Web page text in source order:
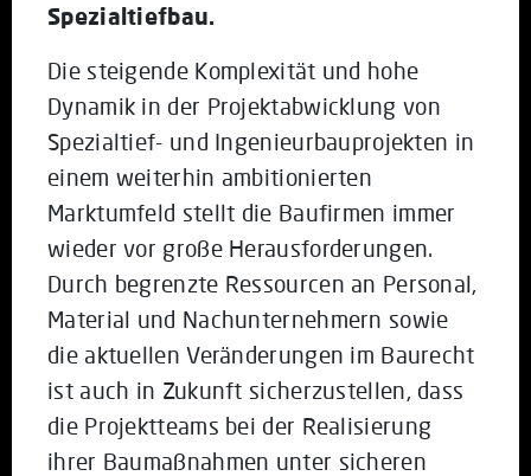
Spezialtiefbau.
Die steigende Komplexität und hohe
Dynamik in der Projektabwicklung von
Spezialtief- und Ingenieurbauprojekten in
einem weiterhin ambitionierten
Marktumfeld stellt die Baufirmen immer
wieder vor große Herausforderungen.
Durch begrenzte Ressourcen an Personal,
Material und Nachunternehmern sowie
die aktuellen Veränderungen im Baurecht
ist auch in Zukunft sicherzustellen, dass
die Projektteams bei der Realisierung
ihrer Baumaßnahmen unter sicheren